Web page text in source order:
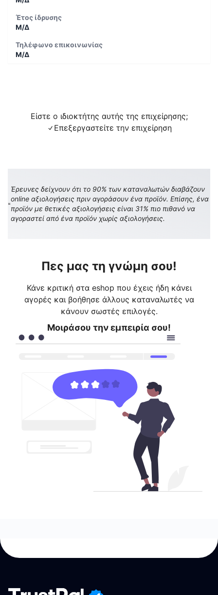
Έτος ίδρυσης
Μ/Δ
Τηλέφωνο επικοινωνίας
Μ/Δ
Είστε ο ιδιοκτήτης αυτής της επιχείρησης;
Επεξεργαστείτε την επιχείρηση
Έρευνες δείχνουν ότι το 90% των καταναλωτών διαβάζουν
online αξιολογήσεις πριν αγοράσουν ένα προϊόν. Επίσης, ένα
προϊόν με θετικές αξιολογήσεις είναι 31% πιο πιθανό να
αγοραστεί από ένα προϊόν χωρίς αξιολογήσεις.
Πες μας τη γνώμη σου!
Κάνε κριτική στα eshop που έχεις ήδη κάνει
αγορές και βοήθησε άλλους καταναλωτές να
κάνουν σωστές επιλογές.
Μοιράσου την εμπειρία σου!